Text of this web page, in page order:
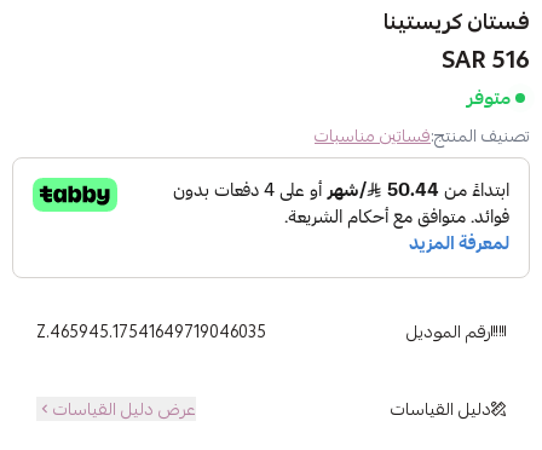
فستان كريستينا
516 SAR
متوفر
تصنيف المنتج:فساتين مناسبات
رقم الموديل Z.465945.17541649719046035
دليل القياسات عرض دليل القياسات